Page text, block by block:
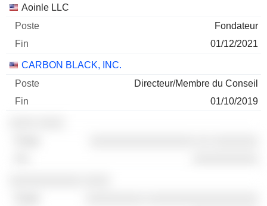
Sociétés Poste
Aoinle LLC
Fondateur
01/12/2021
CARBON BLACK, INC.
Directeur/Membre du Conseil
01/10/2019